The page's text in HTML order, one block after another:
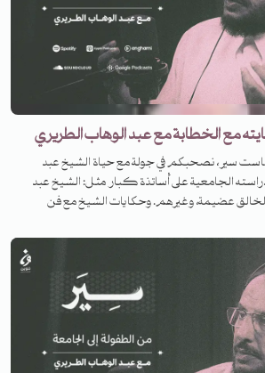
مع الخطابة مع عبد الوهاب الطريري
سير، نصحبكم في جولة مع حياة الشيخ عبد
الجامعية على أساتذة كبار مثل: الشيخ عبد
عضيمة، وغيرهم. وحكايات الشيخ مع فن
الألباني.